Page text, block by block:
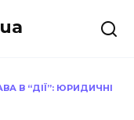
В “ДІЇ”: ЮРИДИЧНІ